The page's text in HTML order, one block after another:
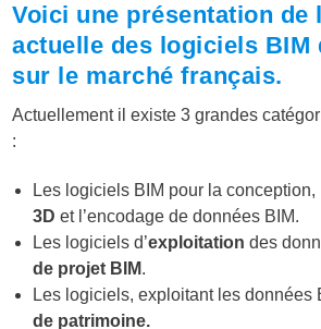
Voici une présentation de
actuelle des logiciels BIM
sur le marché français.
Actuellement il existe 3 grandes
:
Les logiciels BIM pour la conception,
3D et l’encodage de données BIM.
Les logiciels d’exploitation des
de projet BIM.
Les logiciels, exploitant les données
de patrimoine.